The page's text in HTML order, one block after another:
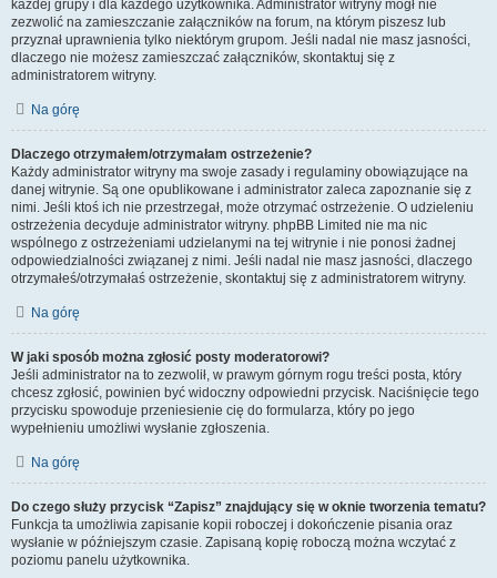
każdej grupy i dla każdego użytkownika. Administrator witryny mógł nie
zezwolić na zamieszczanie załączników na forum, na którym piszesz lub
przyznał uprawnienia tylko niektórym grupom. Jeśli nadal nie masz jasności,
dlaczego nie możesz zamieszczać załączników, skontaktuj się z
administratorem witryny.
Na górę
Dlaczego otrzymałem/otrzymałam ostrzeżenie?
Każdy administrator witryny ma swoje zasady i regulaminy obowiązujące na
danej witrynie. Są one opublikowane i administrator zaleca zapoznanie się z
nimi. Jeśli ktoś ich nie przestrzegał, może otrzymać ostrzeżenie. O udzieleniu
ostrzeżenia decyduje administrator witryny. phpBB Limited nie ma nic
wspólnego z ostrzeżeniami udzielanymi na tej witrynie i nie ponosi żadnej
odpowiedzialności związanej z nimi. Jeśli nadal nie masz jasności, dlaczego
otrzymałeś/otrzymałaś ostrzeżenie, skontaktuj się z administratorem witryny.
Na górę
W jaki sposób można zgłosić posty moderatorowi?
Jeśli administrator na to zezwolił, w prawym górnym rogu treści posta, który
chcesz zgłosić, powinien być widoczny odpowiedni przycisk. Naciśnięcie tego
przycisku spowoduje przeniesienie cię do formularza, który po jego
wypełnieniu umożliwi wysłanie zgłoszenia.
Na górę
Do czego służy przycisk “Zapisz” znajdujący się w oknie tworzenia tematu?
Funkcja ta umożliwia zapisanie kopii roboczej i dokończenie pisania oraz
wysłanie w późniejszym czasie. Zapisaną kopię roboczą można wczytać z
poziomu panelu użytkownika.